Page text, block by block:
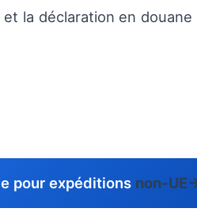
la déclaration en
pour expéditions